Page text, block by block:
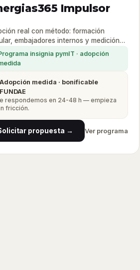
Impulsor
real con método: formación
embajadores internos y medición
— el corazón de la
insignia pymIT · adopción
Adopción medida · bonificable
FUNDAE
respondemos en 24-48 h — empieza
fricción.
propuesta → Ver programa